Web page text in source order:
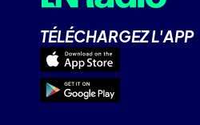
TÉLÉCHARGEZ L'APP